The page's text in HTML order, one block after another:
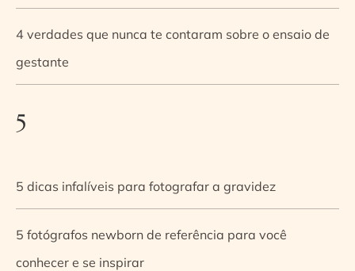
4 verdades que nunca te contaram sobre o ensaio de
gestante
5
5 dicas infalíveis para fotografar a gravidez
5 fotógrafos newborn de referência para você
conhecer e se inspirar